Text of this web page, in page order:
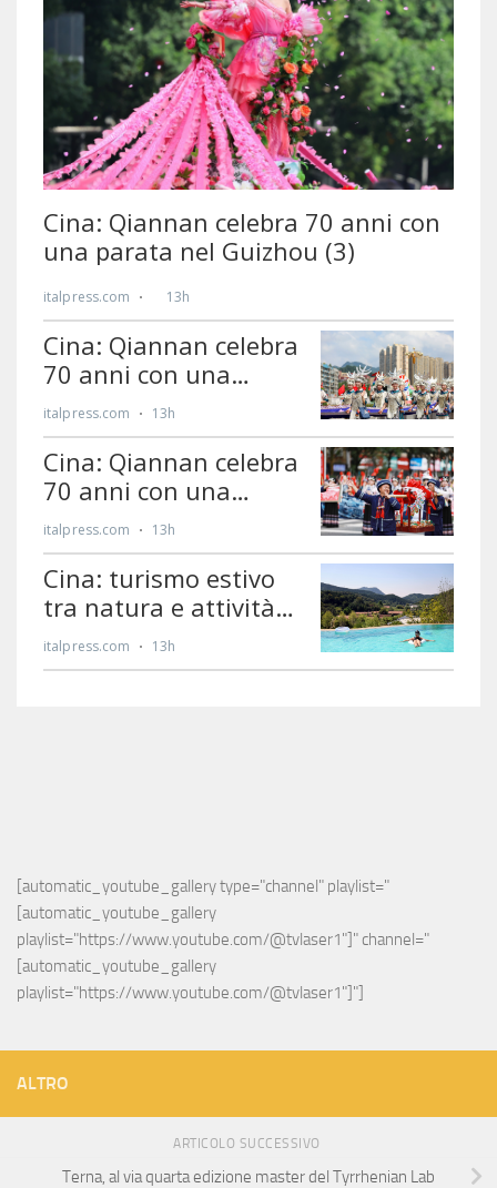
[automatic_youtube_gallery type="channel" playlist="
[automatic_youtube_gallery
playlist="https://www.youtube.com/@tvlaser1"]" channel="
[automatic_youtube_gallery
playlist="https://www.youtube.com/@tvlaser1"]"]
ALTRO
ARTICOLO SUCCESSIVO
Terna, al via quarta edizione master del Tyrrhenian Lab